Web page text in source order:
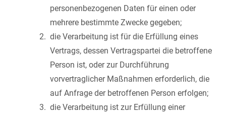
personenbezogenen Daten für einen oder
mehrere bestimmte Zwecke gegeben;
die Verarbeitung ist für die Erfüllung eines
Vertrags, dessen Vertragspartei die betroffene
Person ist, oder zur Durchführung
vorvertraglicher Maßnahmen erforderlich, die
auf Anfrage der betroffenen Person erfolgen;
die Verarbeitung ist zur Erfüllung einer